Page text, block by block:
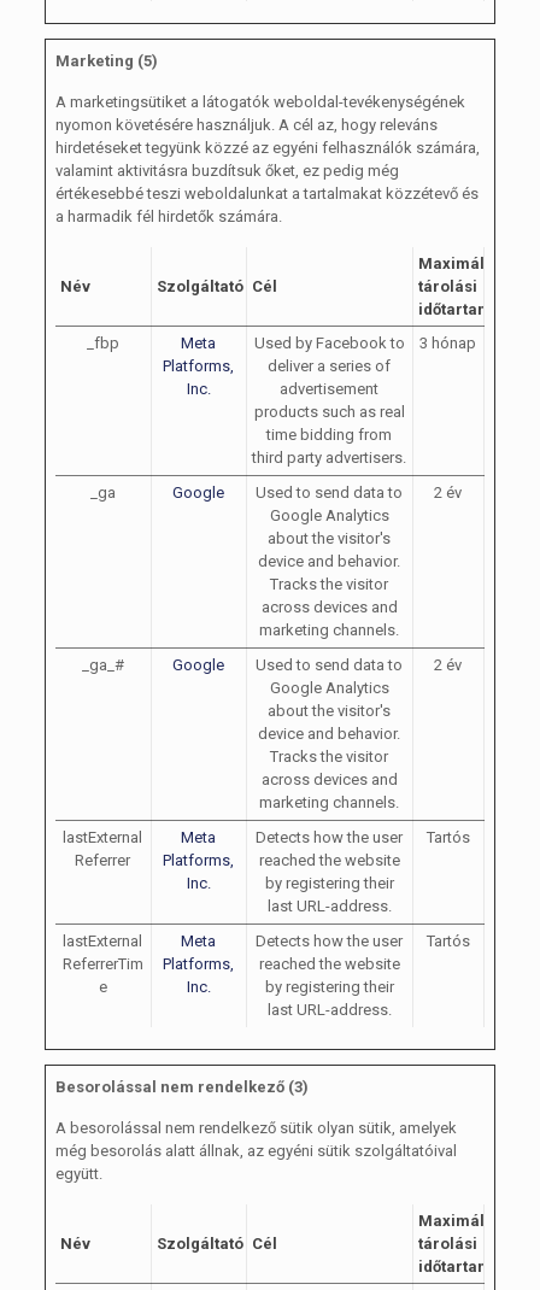
Marketing (5)
A marketingsütiket a látogatók weboldal-tevékenységének
nyomon követésére használjuk. A cél az, hogy releváns
hirdetéseket tegyünk közzé az egyéni felhasználók számára,
valamint aktivitásra buzdítsuk őket, ez pedig még
értékesebbé teszi weboldalunkat a tartalmakat közzétevő és
a harmadik fél hirdetők számára.
Név Szolgáltató Cél
Maximális
tárolási
időtartam
_fbp
Meta
Platforms,
Inc.
Used by Facebook to
deliver a series of
advertisement
products such as real
time bidding from
third party advertisers.
3 hónap
_ga Google
Used to send data to
Google Analytics
about the visitor's
device and behavior.
Tracks the visitor
across devices and
marketing channels.
2 év
_ga_# Google
Used to send data to
Google Analytics
about the visitor's
device and behavior.
Tracks the visitor
across devices and
marketing channels.
2 év
lastExternal
Referrer
Meta
Platforms,
Inc.
Detects how the user
reached the website
by registering their
last URL-address.
Tartós
lastExternal
ReferrerTim
e
Meta
Platforms,
Inc.
Detects how the user
reached the website
by registering their
last URL-address.
Tartós
Besorolással nem rendelkező (3)
A besorolással nem rendelkező sütik olyan sütik, amelyek
még besorolás alatt állnak, az egyéni sütik szolgáltatóival
együtt.
Név Szolgáltató Cél
Maximális
tárolási
időtartam